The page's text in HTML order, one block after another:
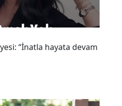
“İnatla hayata devam